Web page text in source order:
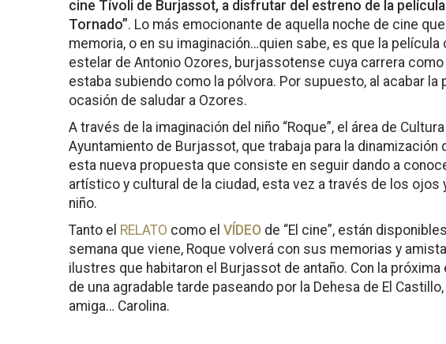
cine Tívoli de Burjassot, a disfrutar del estreno de la
Tornado”. Lo más emocionante de aquella noche de cine
memoria, o en su imaginación…quien sabe, es que la película
estelar de Antonio Ozores, burjassotense cuya carrera
estaba subiendo como la pólvora. Por supuesto, al acabar la
ocasión de saludar a Ozores.
A través de la imaginación del niño “Roque”, el área de
Ayuntamiento de Burjassot, que trabaja para la dinamización
esta nueva propuesta que consiste en seguir dando a
artístico y cultural de la ciudad, esta vez a través de los ojos
niño.
Tanto el RELATO como el VÍDEO de “El cine”, están
semana que viene, Roque volverá con sus memorias y
ilustres que habitaron el Burjassot de antaño. Con la
de una agradable tarde paseando por la Dehesa de El
amiga… Carolina.